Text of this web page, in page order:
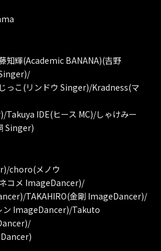
知輝(Academic BANANA)(吉野
っこ(リンドウ Singer)/Kradness(マ
Takuya IDE(ヒース MC)/しゃけみー
Singer)
choro(メノウ
コメ ImageDancer)/
TAKAHIRO(金剛 ImageDancer)/
ン ImageDancer)/Takuto